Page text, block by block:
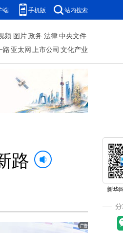
端 手机版 站内搜索
频 图片政务 法律中央文件
路 亚太网上市公司 文化产业
路